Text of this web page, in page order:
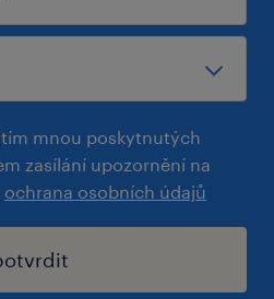
mnou poskytnutých
zasílání upozornění na
ochrana osobních údajů